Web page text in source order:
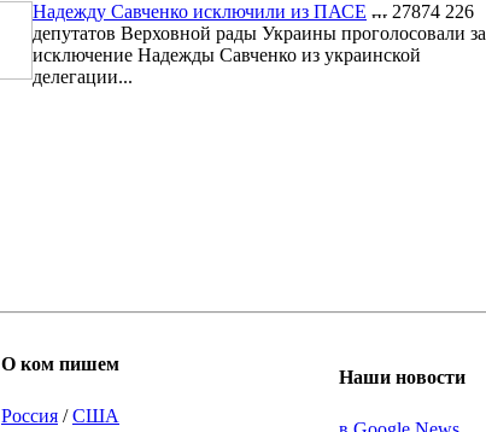
Надежду Савченко исключили из ПАСЕ
27874 226
депутатов Верховной рады Украины проголосовали за
исключение Надежды Савченко из украинской
делегации...
О ком пишем
Россия /США
Наши новости